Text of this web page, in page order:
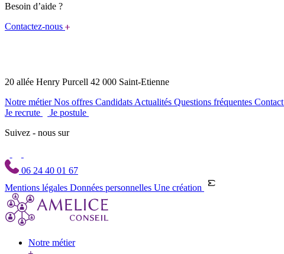
Besoin d’aide ?
Contactez-nous
20 allée Henry Purcell 42 000 Saint-Etienne
Notre métierNos offres Candidats Actualités Questions fréquentes Contact
Je recrute
Je postule
Suivez - nous sur
06 24 40 01 67
Mentions légales Données personnelles Une création
Notre métier